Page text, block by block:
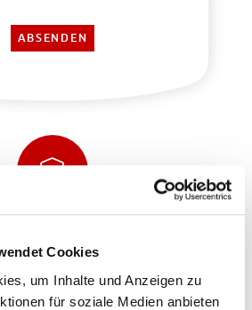
Cookies
um Inhalte und Anzeigen zu
für soziale Medien anbieten